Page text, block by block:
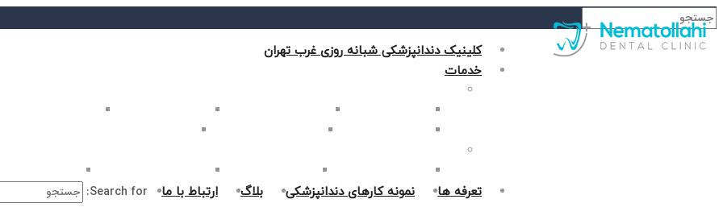
کلینیک دندانپزشکی شبانه روزی غرب تهران
خدمات
جراحی فک در غرب تهران
بلیچینگ دندان در غرب تهران لمینت دندان در غرب تهران کامپوزیت دندان در غرب
روکش دندان در غرب تهران
اصلاح طرح لبخند در غرب تهران
پر کردن دندان در غرب تهران
جراحی دندان در غرب تهران درمان ریشه دندان در غرب تهران جراحی لثه در غرب
تعرفه ها نمونه کارهای دندانپزشکی بلاگ ارتباط با ما Search for: